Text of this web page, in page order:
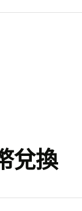
兌換